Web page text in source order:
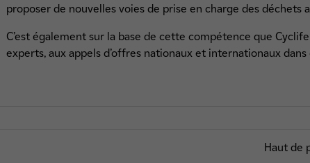
proposer de nouvelles voies de prise en charge des déchets
C’est également sur la base de cette compétence que
experts, aux appels d’offres nationaux et internationaux dans
Haut de